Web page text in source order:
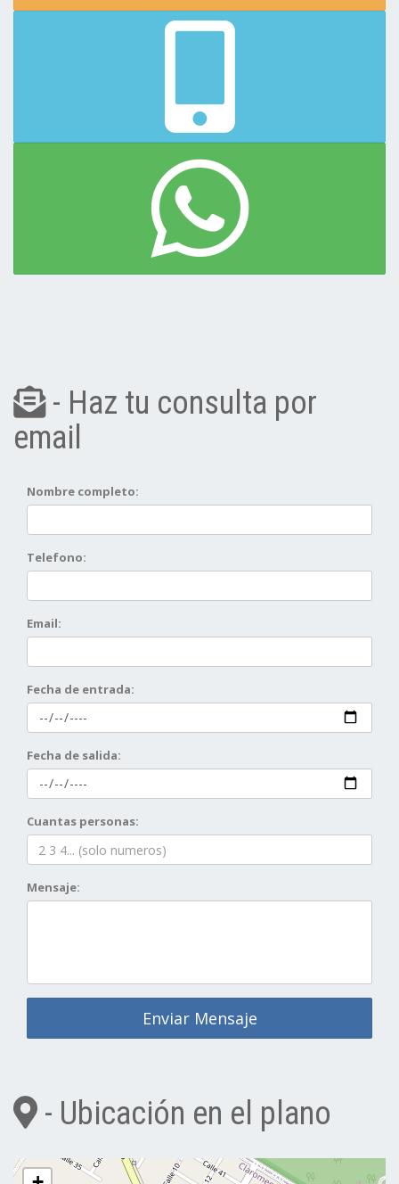
- Haz tu consulta por
email
Nombre completo:
Telefono:
Email:
Fecha de entrada:
Fecha de salida:
Cuantas personas:
Mensaje:
Enviar Mensaje
- Ubicación en el plano